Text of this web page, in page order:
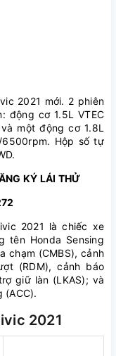
2021 mới. 2 phiên
động cơ 1.5L VTEC
một động cơ 1.8L
Hộp số tự
KÝ LÁI THỬ
2021 là chiếc xe
tên Honda Sensing
chạm (CMBS), cảnh
(RDM), cảnh báo
giữ làn (LKAS); và
(ACC).
2021